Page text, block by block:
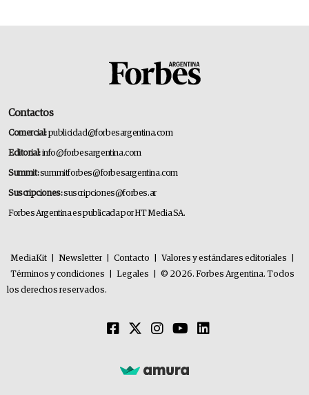
Contactos
Comercial:publicidad@forbesargentina.com
Editorial:info@forbesargentina.com
Summit:summitforbes@forbesargentina.com
Suscripciones:suscripciones@forbes.ar
Forbes Argentina es publicada por HT Media SA.
MediaKit Newsletter Contacto Valores y estándares editoriales
Términos y condiciones
Legales
© 2026. Forbes Argentina. Todos
los derechos reservados.